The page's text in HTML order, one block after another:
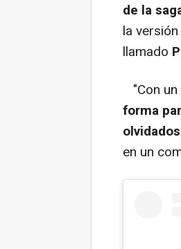
de la
la
llamado
"Con
forma
en un